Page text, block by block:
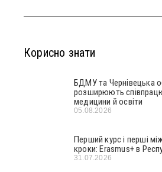
Корисно знати
БДМУ та Чернівецька
розширюють
медицини й освіти
05.08.2026
Перший курс і перші
кроки: Erasmus+ в
31.07.2026